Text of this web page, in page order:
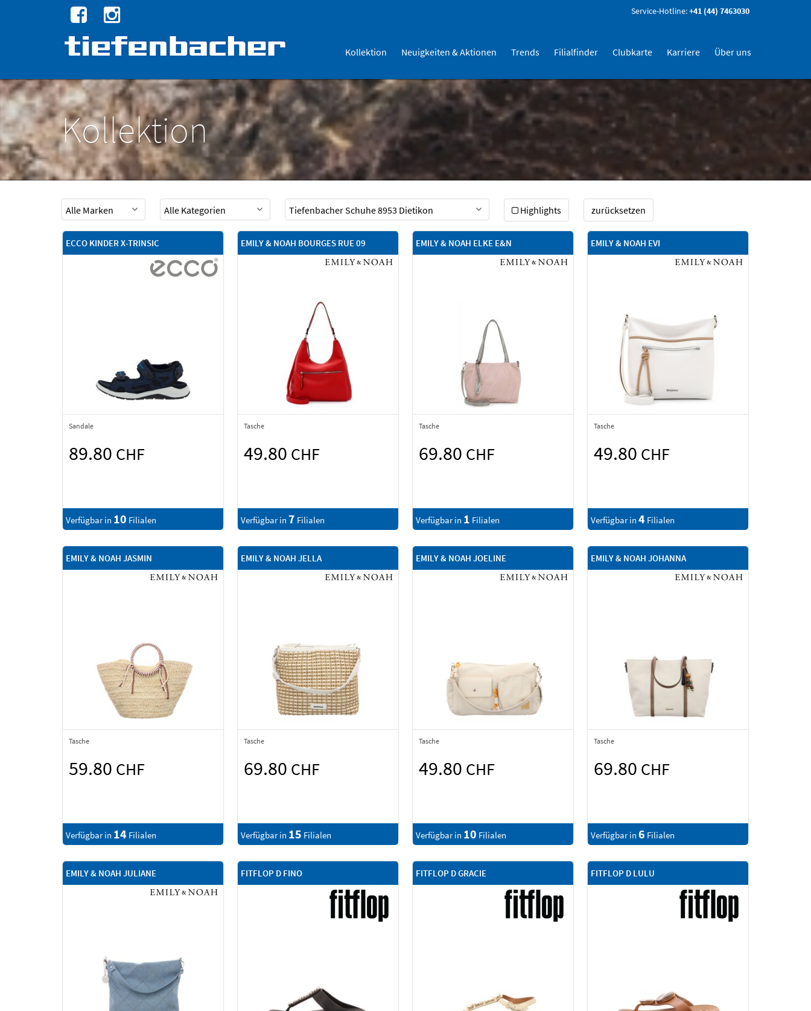
Service-Hotline:+41 (44) 7463030
Kollektion Neuigkeiten & Aktionen Trends Filialfinder Clubkarte Karriere Über uns
Kollektion
Highlights zurücksetzen
ECCO KINDER X-TRINSIC
Sandale
89.80 CHF
Verfügbar in 10 Filialen
EMILY & NOAH BOURGES RUE 09
Tasche
49.80 CHF
Verfügbar in 7 Filialen
EMILY & NOAH ELKE E&N
Tasche
69.80 CHF
Verfügbar in 1 Filialen
EMILY & NOAH EVI
Tasche
49.80 CHF
Verfügbar in 4 Filialen
EMILY & NOAH JASMIN
Tasche
59.80 CHF
Verfügbar in 14 Filialen
EMILY & NOAH JELLA
Tasche
69.80 CHF
Verfügbar in 15 Filialen
EMILY & NOAH JOELINE
Tasche
49.80 CHF
Verfügbar in 10 Filialen
EMILY & NOAH JOHANNA
Tasche
69.80 CHF
Verfügbar in 6 Filialen
EMILY & NOAH JULIANE FITFLOP D FINO FITFLOP D GRACIE FITFLOP D LULU